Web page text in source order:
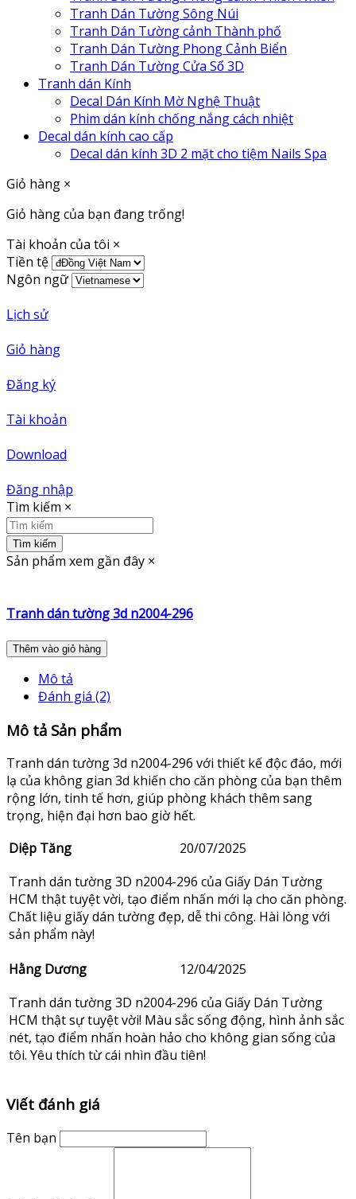
Tranh Dán Tường Sông Núi
Tranh Dán Tường cảnh Thành phố
Tranh Dán Tường Phong Cảnh Biển
Tranh Dán Tường Cửa Sổ 3D
Tranh dán Kính
Decal Dán Kính Mờ Nghệ Thuật
Phim dán kính chống nắng cách nhiệt
Decal dán kính cao cấp
Decal dán kính 3D 2 mặt cho tiệm Nails Spa
Giỏ hàng ×
Giỏ hàng của bạn đang trống!
Tài khoản của tôi ×
Tiền tệ
Ngôn ngữ
Lịch sử
Giỏ hàng
Đăng ký
Tài khoản
Download
Đăng nhập
Tìm kiếm ×
Tìm kiếm
Sản phẩm xem gần đây ×
Tranh dán tường 3d n2004-296
Thêm vào giỏ hàng
Mô tả
Đánh giá (2)
Mô tả Sản phẩm
Tranh dán tường 3d n2004-296 với thiết kế độc đáo, mới
lạ của không gian 3d khiến cho căn phòng của bạn thêm
rộng lớn, tinh tế hơn, giúp phòng khách thêm sang
trọng, hiện đại hơn bao giờ hết.
Diệp Tăng
20/07/2025
Tranh dán tường 3D n2004-296 của Giấy Dán Tường
HCM thật tuyệt vời, tạo điểm nhấn mới lạ cho căn phòng.
Chất liệu giấy dán tường đẹp, dễ thi công. Hài lòng với
sản phẩm này!
Hằng Dương
12/04/2025
Tranh dán tường 3D n2004-296 của Giấy Dán Tường
HCM thật sự tuyệt vời! Màu sắc sống động, hình ảnh sắc
nét, tạo điểm nhấn hoàn hảo cho không gian sống của
tôi. Yêu thích từ cái nhìn đầu tiên!
Viết đánh giá
Tên bạn